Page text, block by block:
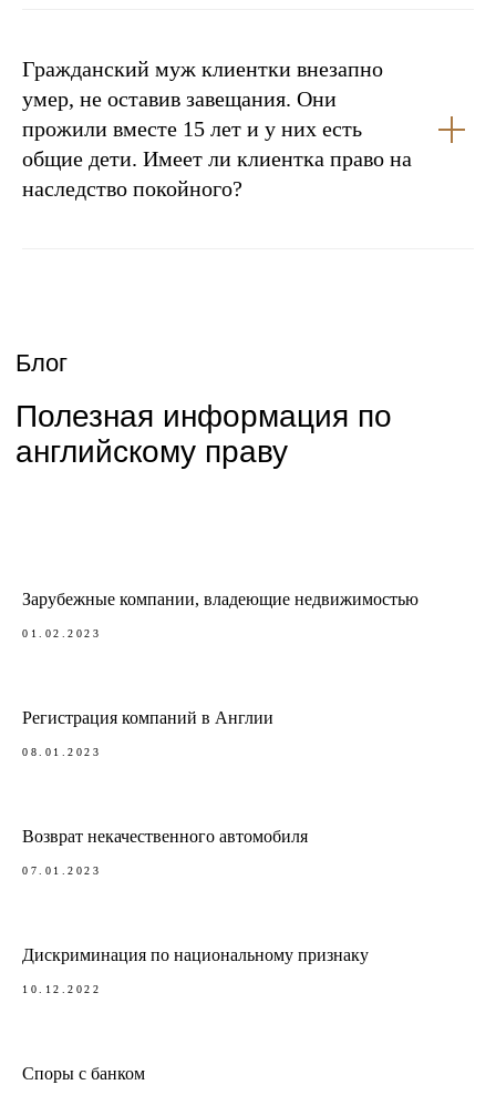
Гражданский муж клиентки внезапно
умер, не оставив завещания. Они
прожили вместе 15 лет и у них есть
общие дети. Имеет ли клиентка право на
наследство покойного?
Зарубежные компании, владеющие недвижимостью
01.02.2023
Регистрация компаний в Англии
08.01.2023
Возврат некачественного автомобиля
07.01.2023
Дискриминация по национальному признаку
10.12.2022
Споры с банком